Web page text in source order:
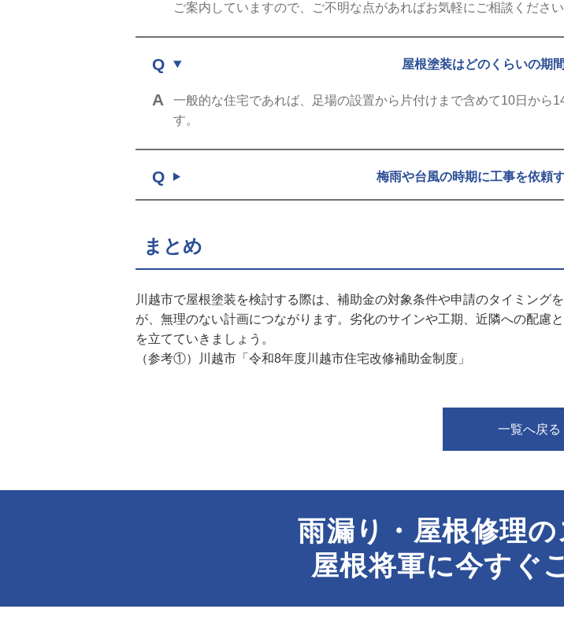
ご案内していますので、ご不明な点があればお気軽にご相談ください
屋根塗装はどのくらいの期
一般的な住宅であれば、足場の設置から片付けまで含めて10日から
す。
梅雨や台風の時期に工事を依頼
まとめ
川越市で屋根塗装を検討する際は、補助金の対象条件や申請のタイミング
が、無理のない計画につながります。劣化のサインや工期、近隣への配慮
を立てていきましょう。
（参考①）
川越市「令和8年度川越市住宅改修補助金制度」
一覧へ戻る
雨漏り・屋根修理の
屋根将軍に今すぐ